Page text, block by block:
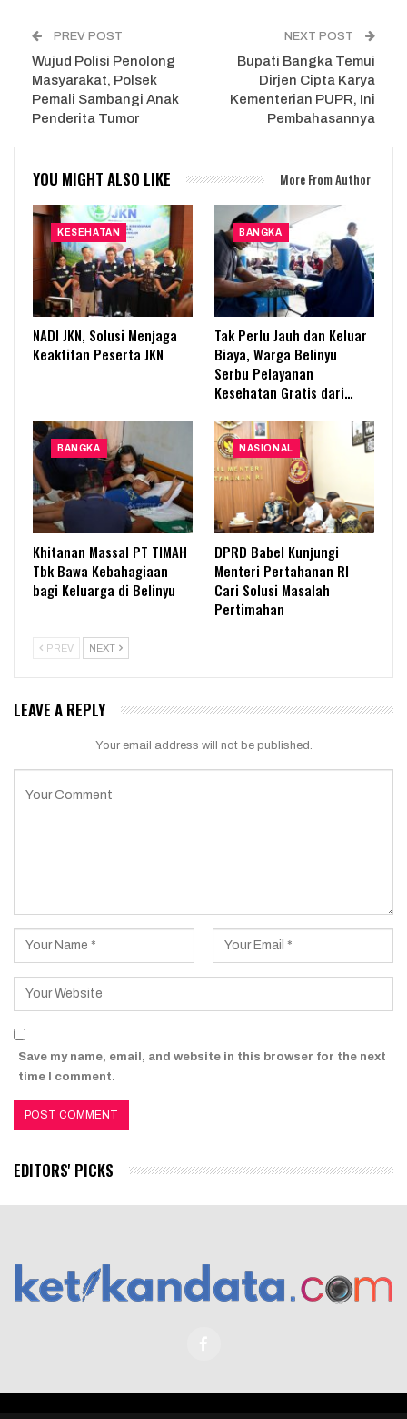
PREV POST
Wujud Polisi Penolong
Masyarakat, Polsek
Pemali Sambangi Anak
Penderita Tumor
NEXT POST
Bupati Bangka Temui
Dirjen Cipta Karya
Kementerian PUPR, Ini
Pembahasannya
YOU MIGHT ALSO LIKE More From Author
KESEHATAN
NADI JKN, Solusi Menjaga
Keaktifan Peserta JKN
BANGKA
Tak Perlu Jauh dan Keluar
Biaya, Warga Belinyu
Serbu Pelayanan
Kesehatan Gratis dari…
BANGKA
Khitanan Massal PT TIMAH
Tbk Bawa Kebahagiaan
bagi Keluarga di Belinyu
NASIONAL
DPRD Babel Kunjungi
Menteri Pertahanan RI
Cari Solusi Masalah
Pertimahan
PREV NEXT
LEAVE A REPLY
Your email address will not be published.
Save my name, email, and website in this browser for the next
time I comment.
EDITORS' PICKS